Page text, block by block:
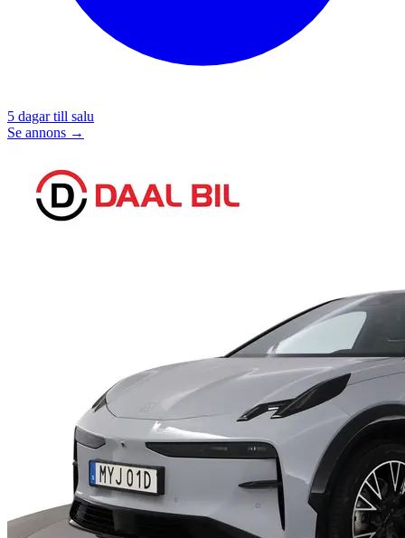
5 dagar till salu
Se annons →